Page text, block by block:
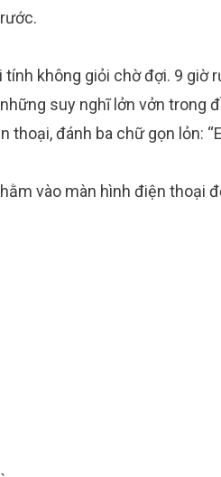
tính không giỏi chờ đợi. 9 giờ
suy nghĩ lởn vởn trong
thoại, đánh ba chữ gọn lỏn:
vào màn hình điện thoại